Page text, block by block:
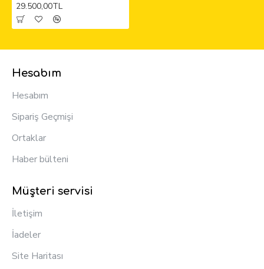
29.500,00TL
Hesabım
Hesabım
Sipariş Geçmişi
Ortaklar
Haber bülteni
Müşteri servisi
İletişim
İadeler
Site Haritası